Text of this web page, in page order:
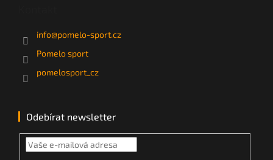
info@pomelo-sport.cz
Pomelo sport
pomelosport_cz
Odebírat newsletter